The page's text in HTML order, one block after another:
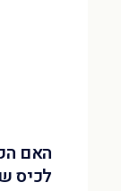
האם
לכיס